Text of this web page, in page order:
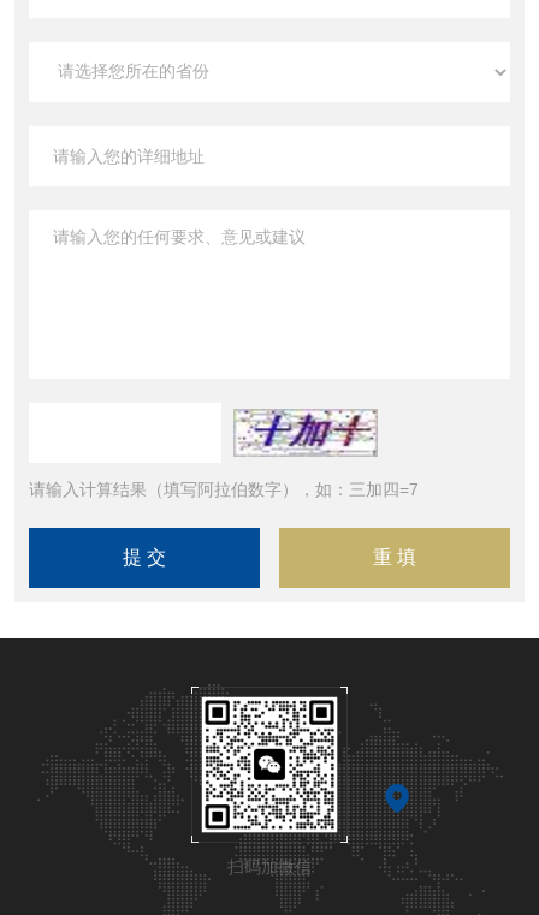
请输入计算结果（填写阿拉伯数字），如：三加四=7
扫码加微信